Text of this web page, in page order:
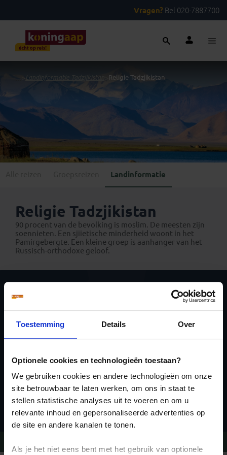
Toestemming Details Over
Optionele cookies en technologieën toestaan?
We gebruiken cookies en andere technologieën om onze
site betrouwbaar te laten werken, om ons in staat te
stellen statistische analyses uit te voeren en om u
relevante inhoud en gepersonaliseerde advertenties op
de site en andere kanalen te tonen.
Als je het niet eens bent met het gebruik van optionele
Vragen? Bel 020-7887700
Landinformatie Tadzjikistan Religie Tadzjikistan
Landinformatie
Religie Tadzjikistan
90 procent van de bevolking is moslim. De meesten zijn
soennieten. Een sjiietische minderheid woont in het
Pamirgebergte. Een kleine groep is aanhanger van het
Russisch-orthodoxe geloof.
Schrijf je in voor de
nieuwsbrief
Inschrijven